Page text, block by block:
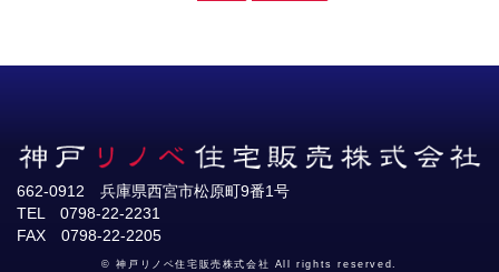
662-0912 兵庫県西宮市松原町9番1号
TEL 0798-22-2231
FAX 0798-22-2205
© 神戸リノベ住宅販売株式会社 All rights reserved.